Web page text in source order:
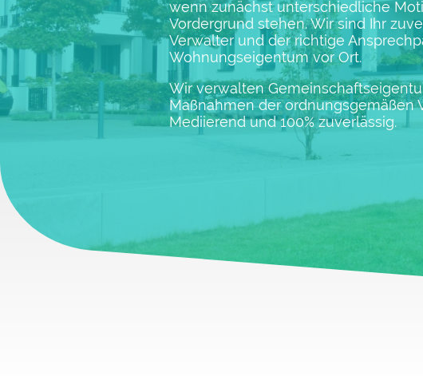
wenn zunächst unterschiedliche
Vordergrund stehen. Wir sind Ihr
Verwalter und der richtige
Wohnungseigentum vor Ort.
Wir verwalten
Maßnahmen der ordnungsgemäßen
Mediierend und 100% zuverlässig.